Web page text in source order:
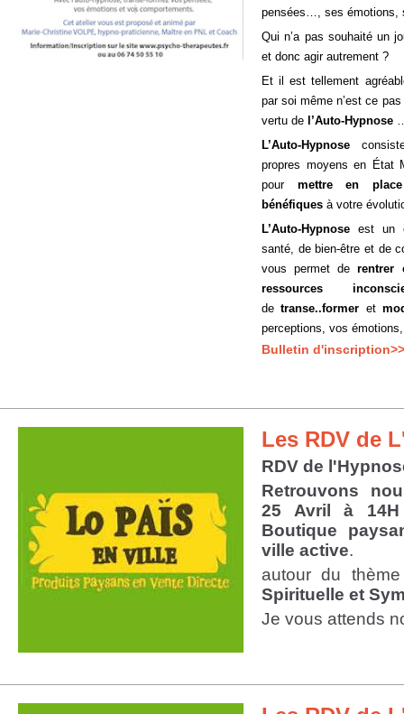
pensées…, ses émotions,
Qui n’a pas souhaité un
et donc agir autrement ?
Et il est tellement
par soi même n’est ce
vertu de l’Auto-Hypnose
L’Auto-Hypnose
propres moyens en État
pour mettre en
bénéfiques à votre
L’Auto-Hypnose est un
santé, de bien-être et de
vous permet derentrer
ressources
detranse..former et
perceptions, vos
Bulletin d'inscription>>
Les RDV de
RDV de
Retrouvons
25 Avril à
Boutique
ville active.
autour du
Spirituelle et
Je vous attends